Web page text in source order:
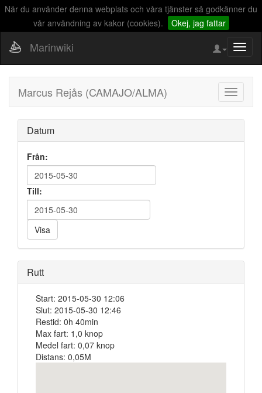
När du använder denna webplats och våra tjänster så godkänner du
vår användning av kakor (cookies).
Okej, jag fattar
Marinwiki
Visa/
Visa/Dölj
Marcus Rejås (CAMAJO/ALMA)
Datum
Från:
Till:
Visa
Rutt
Start: 2015-05-30 12:06
Slut: 2015-05-30 12:46
Restid: 0h 40min
Max fart: 1,0 knop
Medel fart: 0,07 knop
Distans: 0,05M